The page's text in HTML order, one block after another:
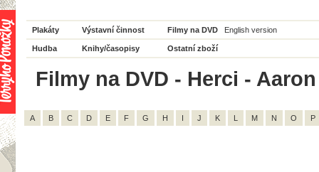
Plakáty Výstavní činnost Filmy na DVD English version
Hudba Knihy/časopisy Ostatní zboží
Filmy na DVD - Herci -
A B C D E F G H I J K L M N O P